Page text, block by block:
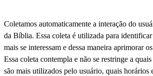
Coletamos automaticamente a interação do
da Bíblia. Essa coleta é utilizada para
mais se interessam e dessa maneira aprimorar
Essa coleta contempla e não se restringe a
são mais utilizados pelo usuário, quais horários